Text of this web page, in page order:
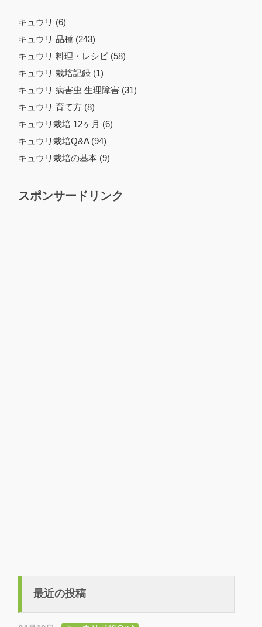
キュウリ (6)
キュウリ 品種 (243)
キュウリ 料理・レシピ (58)
キュウリ 栽培記録 (1)
キュウリ 病害虫 生理障害 (31)
キュウリ 育て方 (8)
キュウリ栽培 12ヶ月 (6)
キュウリ栽培Q&A (94)
キュウリ栽培の基本 (9)
スポンサードリンク
最近の投稿